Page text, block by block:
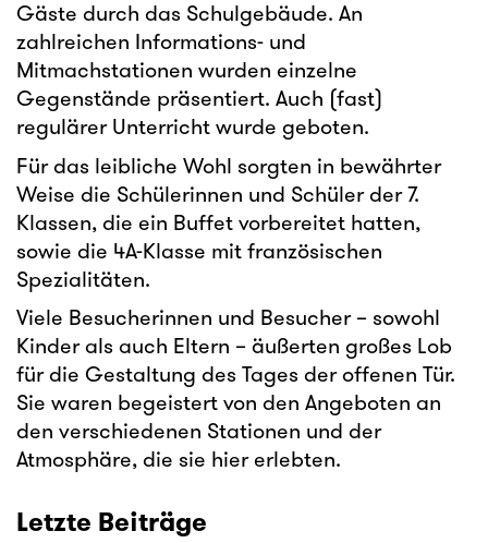
Gäste durch das Schulgebäude. An
zahlreichen Informations- und
Mitmachstationen wurden einzelne
Gegenstände präsentiert. Auch (fast)
regulärer Unterricht wurde geboten.
Für das leibliche Wohl sorgten in bewährter
Weise die Schülerinnen und Schüler der 7.
Klassen, die ein Buffet vorbereitet hatten,
sowie die 4A-Klasse mit französischen
Spezialitäten.
Viele Besucherinnen und Besucher – sowohl
Kinder als auch Eltern – äußerten großes Lob
für die Gestaltung des Tages der offenen Tür.
Sie waren begeistert von den Angeboten an
den verschiedenen Stationen und der
Atmosphäre, die sie hier erlebten.
Letzte Beiträge